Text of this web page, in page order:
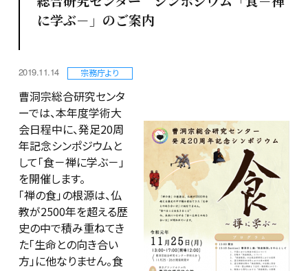
に学ぶ－」のご案内
2019.11.14 宗務庁より
曹洞宗総合研究センタ
ーでは、本年度学術大
会日程中に、発足20周
年記念シンポジウムと
して「食－禅に学ぶ－」
を開催します。
「禅の食」の根源は、仏
教が2500年を超える歴
史の中で積み重ねてき
た「生命との向き合い
方」に他なりません。食